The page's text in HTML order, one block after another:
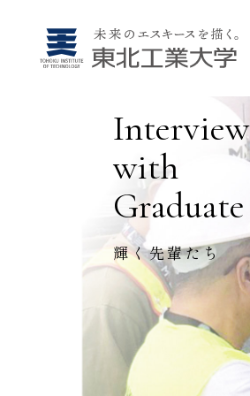
Interview
with
Graduate
輝く先輩たち